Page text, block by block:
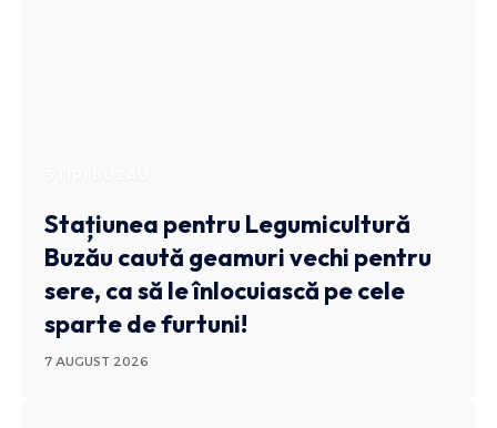
Stațiunea pentru Legumicultură
Buzău caută geamuri vechi pentru
sere, ca să le înlocuiască pe cele
sparte de furtuni!
7 AUGUST 2026